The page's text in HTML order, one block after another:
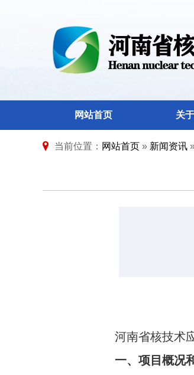
网站首页 关
当前位置： 网站首页 » 新闻资讯
河南省核技术
一、项目概况